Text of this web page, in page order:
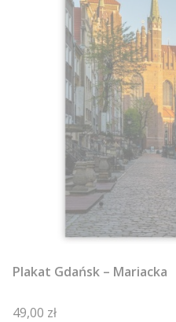
Plakat Gdańsk – Mariacka
Cena
49,00 zł